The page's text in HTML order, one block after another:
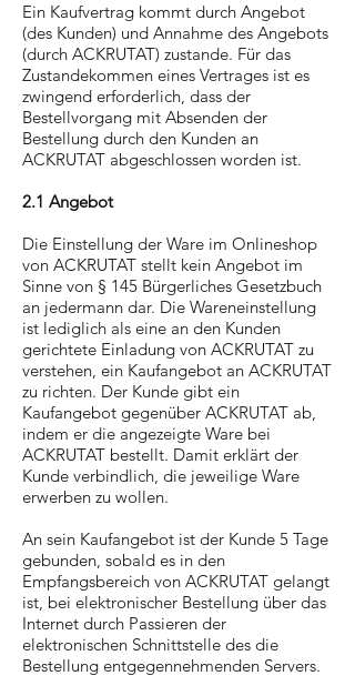
Ein Kaufvertrag kommt durch Angebot
(des Kunden) und Annahme des Angebots
(durch ACKRUTAT) zustande. Für das
Zustandekommen eines Vertrages ist es
zwingend erforderlich, dass der
Bestellvorgang mit Absenden der
Bestellung durch den Kunden an
ACKRUTAT abgeschlossen worden ist.
2.1 Angebot
Die Einstellung der Ware im Onlineshop
von ACKRUTAT stellt kein Angebot im
Sinne von § 145 Bürgerliches Gesetzbuch
an jedermann dar. Die Wareneinstellung
ist lediglich als eine an den Kunden
gerichtete Einladung von ACKRUTAT zu
verstehen, ein Kaufangebot an ACKRUTAT
zu richten. Der Kunde gibt ein
Kaufangebot gegenüber ACKRUTAT ab,
indem er die angezeigte Ware bei
ACKRUTAT bestellt. Damit erklärt der
Kunde verbindlich, die jeweilige Ware
erwerben zu wollen.
An sein Kaufangebot ist der Kunde 5 Tage
gebunden, sobald es in den
Empfangsbereich von ACKRUTAT gelangt
ist, bei elektronischer Bestellung über das
Internet durch Passieren der
elektronischen Schnittstelle des die
Bestellung entgegennehmenden Servers.